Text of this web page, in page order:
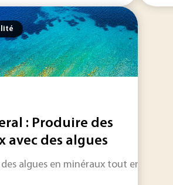
ans, la France vient de se doter
: Produire des
avec des algues
algues en minéraux tout en